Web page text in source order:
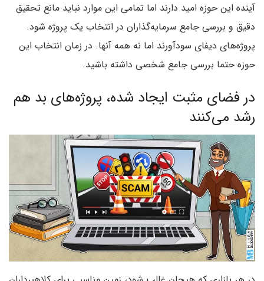
آینده این حوزه امید دارند اما تمامی این موارد نباید مانع تحقیق
دقیق و بررسی جامع سرمایه‌گذاران در انتخاب یک پروژه شود.
پروژه‌های دیفای سودآورند اما نه همه آنها. در زمان انتخاب این
حوزه حتما بررسی جامع شخصی داشته باشید.
در فضای مثبت ایجاد شده، پروژه‌های بد هم
رشد می‌کنند